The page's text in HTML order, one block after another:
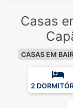
Casas
CASAS EM
2